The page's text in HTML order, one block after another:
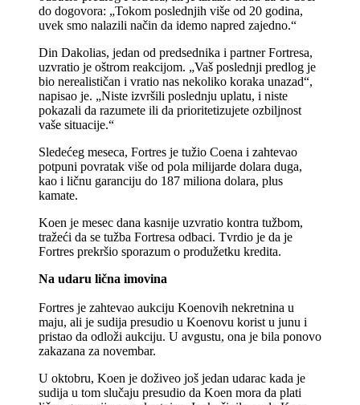
do dogovora: „Tokom poslednjih više od 20 godina,
uvek smo nalazili način da idemo napred zajedno.“
Din Dakolias, jedan od predsednika i partner Fortresa,
uzvratio je oštrom reakcijom. „Vaš poslednji predlog je
bio nerealističan i vratio nas nekoliko koraka unazad“,
napisao je. „Niste izvršili poslednju uplatu, i niste
pokazali da razumete ili da prioritetizujete ozbiljnost
vaše situacije.“
Sledećeg meseca, Fortres je tužio Coena i zahtevao
potpuni povratak više od pola milijarde dolara duga,
kao i ličnu garanciju do 187 miliona dolara, plus
kamate.
Koen je mesec dana kasnije uzvratio kontra tužbom,
tražeći da se tužba Fortresa odbaci. Tvrdio je da je
Fortres prekršio sporazum o produžetku kredita.
Na udaru lična imovina
Fortres je zahtevao aukciju Koenovih nekretnina u
maju, ali je sudija presudio u Koenovu korist u junu i
pristao da odloži aukciju. U avgustu, ona je bila ponovo
zakazana za novembar.
U oktobru, Koen je doživeo još jedan udarac kada je
sudija u tom slučaju presudio da Koen mora da plati